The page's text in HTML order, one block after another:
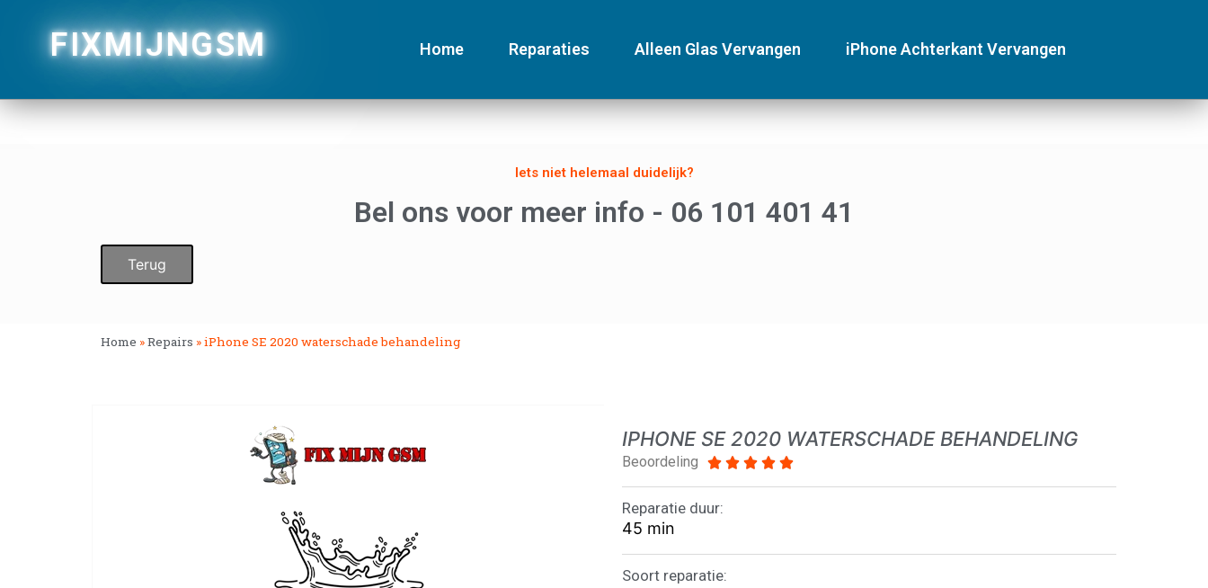
FIXMIJNGSM Home Reparaties Alleen Glas Vervangen iPhone Achterkant Vervangen
Iets niet helemaal duidelijk?
Bel ons voor meer info - 06 101 401 41
Terug
Home »Repairs »iPhone SE 2020 waterschade behandeling
IPHONE SE 2020 WATERSCHADE BEHANDELING
Beoordeling     
Reparatie duur:
45 min
Soort reparatie: